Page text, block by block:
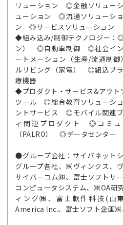
リューション ◎金融ソリュー
ューション ◎流通ソリューシ
ン ◎サービスソリューション
◆組み込み/制御テクノロジー：
ン） ◎自動車制御 ◎社会イ
ートメーション（生産/流通
ルリビング（家電） ◎組込プ
療機器
◆プロダクト・サービス&アウ
ツール ◎総合教育ソリューシ
ントサービス ◎モバイル関連
ィ関連プロダクト ◎コミュ
（PALRO） ◎データセンター
●グループ会社：サイバネット
グループ各社、㈱ヴィンクス、
サイバーコム㈱、富士ソフトサ
コンピュータシステム、㈱OA研
ィング㈱、富士軟件科技(山
America Inc.、富士ソフト企画